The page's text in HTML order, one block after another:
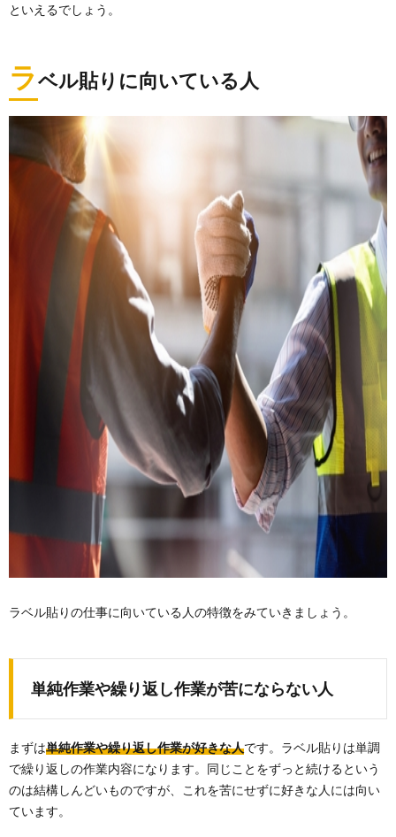
といえるでしょう。
ラベル貼りに向いている人
ラベル貼りの仕事に向いている人の特徴をみていきましょう。
単純作業や繰り返し作業が苦にならない人
まずは単純作業や繰り返し作業が好きな人です。ラベル貼りは単調
で繰り返しの作業内容になります。同じことをずっと続けるという
のは結構しんどいものですが、これを苦にせずに好きな人には向い
ています。